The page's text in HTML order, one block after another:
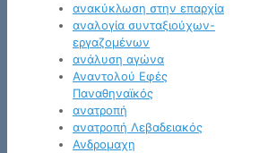
ανακύκλωση στην επαρχία
αναλογία συνταξιούχων-
εργαζομένων
ανάλυση αγώνα
Αναντολού Εφές
Παναθηναϊκός
ανατροπή
ανατροπή Λεβαδειακός
Ανδρομαχη